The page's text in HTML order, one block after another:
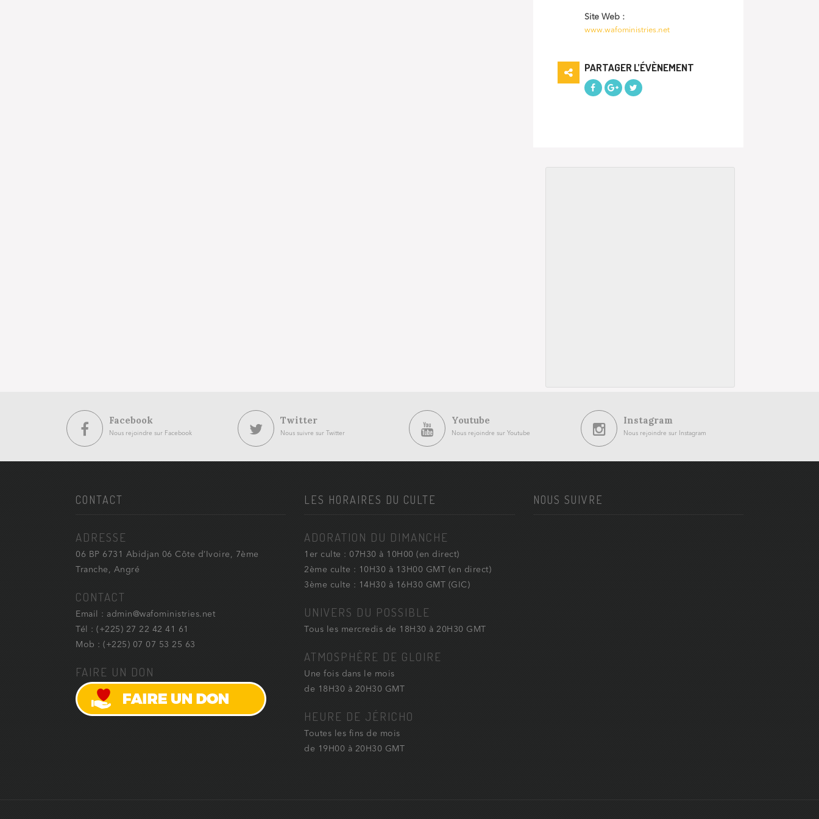
Site Web :
www.wafoministries.net
PARTAGER L’ÉVÈNEMENT
Facebook
Nous rejoindre sur Facebook
Twitter
Nous suivre sur Twitter
Youtube
Nous rejoindre sur Youtube
Instagram
Nous rejoindre sur Instagram
CONTACT
ADRESSE
06 BP 6731 Abidjan 06 Côte d’Ivoire, 7ème
Tranche, Angré
CONTACT
Email : admin@wafoministries.net
Tél : (+225) 27 22 42 41 61
Mob : (+225) 07 07 53 25 63
FAIRE UN DON
LES HORAIRES DU CULTE
ADORATION DU DIMANCHE
1er culte : 07H30 à 10H00 (en direct)
2ème culte : 10H30 à 13H00 GMT (en direct)
3ème culte : 14H30 à 16H30 GMT (GIC)
UNIVERS DU POSSIBLE
Tous les mercredis de 18H30 à 20H30 GMT
ATMOSPHÈRE DE GLOIRE
Une fois dans le mois
de 18H30 à 20H30 GMT
HEURE DE JÉRICHO
Toutes les fins de mois
de 19H00 à 20H30 GMT
NOUS SUIVRE